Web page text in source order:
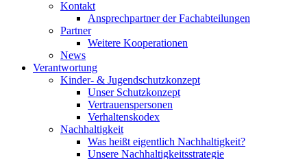
Kontakt
Ansprechpartner der Fachabteilungen
Partner
Weitere Kooperationen
News
Verantwortung
Kinder- & Jugendschutzkonzept
Unser Schutzkonzept
Vertrauenspersonen
Verhaltenskodex
Nachhaltigkeit
Was heißt eigentlich Nachhaltigkeit?
Unsere Nachhaltigkeitsstrategie